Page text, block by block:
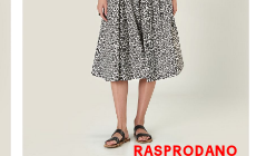
RASPRODANO